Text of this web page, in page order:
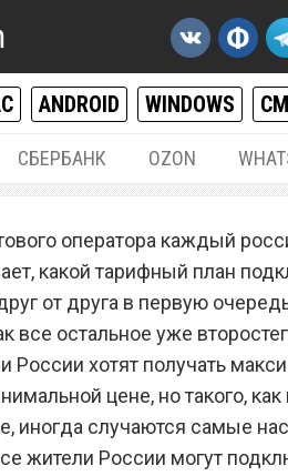
ANDROID WINDOWS
СБЕРБАНК OZON
«МТС»
лучший
оператора каждый
какой тарифный план
от друга в первую
все остальное уже
России хотят получать
цене, но такого, как
иногда случаются самые
жители России могут